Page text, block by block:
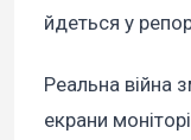
йдеться у
Реальна війна
екрани